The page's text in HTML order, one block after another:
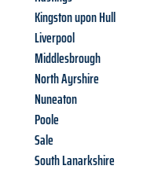
Kingston upon Hull
Liverpool
Middlesbrough
North Ayrshire
Nuneaton
Poole
Sale
South Lanarkshire